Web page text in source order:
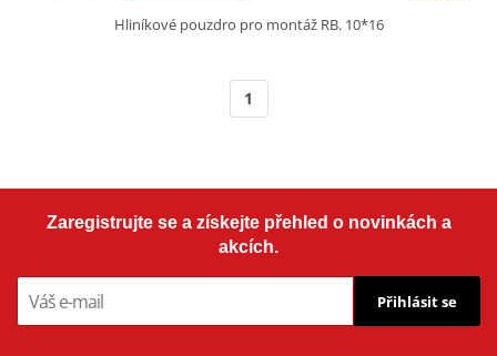
Hliníkové pouzdro pro montáž RB. 10*16
1
Zaregistrujte se a získejte přehled o novinkách a
akcích.
Přihlásit se